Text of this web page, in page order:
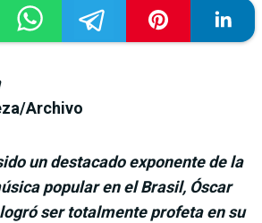
Archivo
un destacado exponente de la
popular en el Brasil, Óscar
ser totalmente profeta en su